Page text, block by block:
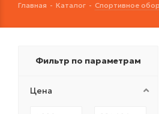
Главная - Каталог - Спортивное
Фильтр по параметрам
Цена